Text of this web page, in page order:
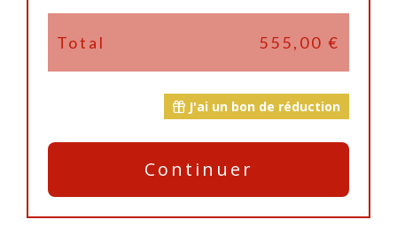
Total 555,00 €
J'ai un bon de réduction
Continuer